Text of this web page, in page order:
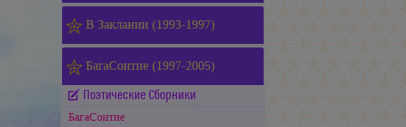
В Заклании (1993-1997)
БагаСоитие (1997-2005)
Поэтические Сборники
БагаСоитие